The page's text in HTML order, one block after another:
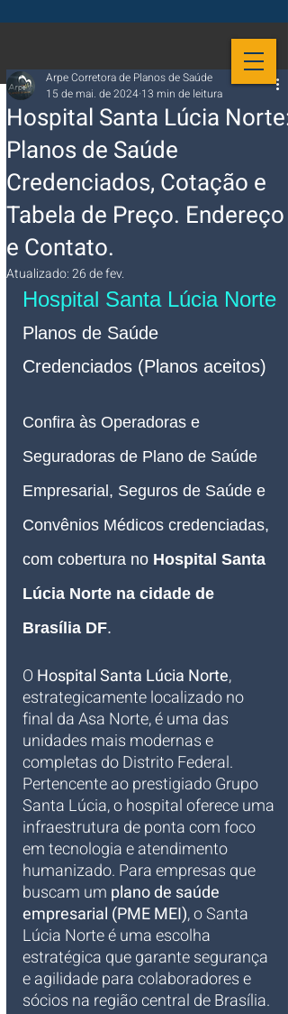
Hospital Santa Lúcia Norte:
Planos de Saúde
Credenciados, Cotação e
Tabela de Preço. Endereço
e Contato.
Arpe Corretora de Planos de Saúde
15 de mai. de 2024 13 min de leitura
Atualizado:26 de fev.
Hospital Santa Lúcia Norte
Planos de Saúde
Credenciados (Planos aceitos)
Confira às Operadoras e
Seguradoras de Plano de Saúde
Empresarial, Seguros de Saúde e
Convênios Médicos credenciadas,
com cobertura no Hospital Santa
Lúcia Norte na cidade de
Brasília DF.
O Hospital Santa Lúcia Norte,
estrategicamente localizado no
final da Asa Norte, é uma das
unidades mais modernas e
completas do Distrito Federal.
Pertencente ao prestigiado Grupo
Santa Lúcia, o hospital oferece uma
infraestrutura de ponta com foco
em tecnologia e atendimento
humanizado. Para empresas que
buscam um plano de saúde
empresarial (PME MEI), o Santa
Lúcia Norte é uma escolha
estratégica que garante segurança
e agilidade para colaboradores e
sócios na região central de Brasília.